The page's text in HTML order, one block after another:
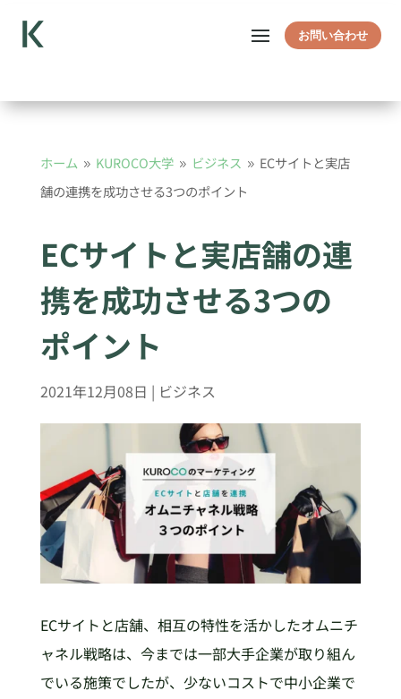
お問い合わせ
ホーム 9 KUROCO大学 9 ビジネス 9 ECサイトと実店
舗の連携を成功させる3つのポイント
ECサイトと実店舗の連
携を成功させる3つの
ポイント
2021年12月08日 | ビジネス
ECサイトと店舗、相互の特性を活かしたオムニチ
ャネル戦略は、今までは一部大手企業が取り組ん
でいる施策でしたが、少ないコストで中小企業で